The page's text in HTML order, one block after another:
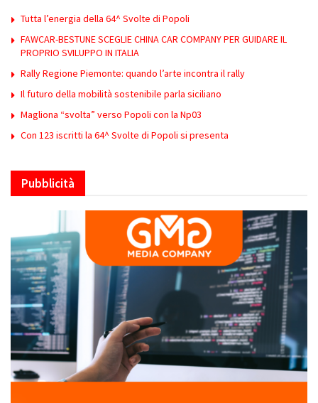
Tutta l’energia della 64^ Svolte di Popoli
FAWCAR-BESTUNE SCEGLIE CHINA CAR COMPANY PER GUIDARE IL
PROPRIO SVILUPPO IN ITALIA
Rally Regione Piemonte: quando l’arte incontra il rally
Il futuro della mobilità sostenibile parla siciliano
Magliona “svolta” verso Popoli con la Np03
Con 123 iscritti la 64^ Svolte di Popoli si presenta
Pubblicità